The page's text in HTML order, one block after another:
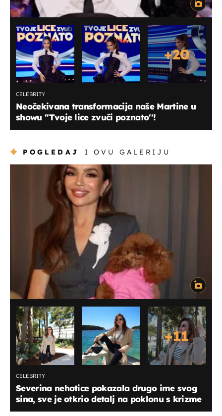
+20
CELEBRITY
Neočekivana transformacija naše Martine u
showu ''Tvoje lice zvuči poznato''!
POGLEDAJ I OVU GALERIJU
+11
CELEBRITY
Severina nehotice pokazala drugo ime svog
sina, sve je otkrio detalj na poklonu s krizme